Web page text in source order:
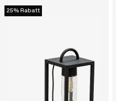
25% Rabatt